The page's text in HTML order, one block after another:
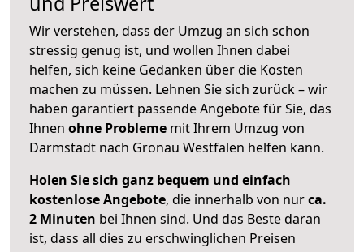
Wir verstehen, dass der Umzug an sich schon
stressig genug ist, und wollen Ihnen dabei
helfen, sich keine Gedanken über die Kosten
machen zu müssen. Lehnen Sie sich zurück – wir
haben garantiert passende Angebote für Sie, das
Ihnen ohne Probleme mit Ihrem Umzug von
Darmstadt nach Gronau Westfalen helfen kann.
Holen Sie sich ganz bequem und einfach
kostenlose Angebote, die innerhalb von nurca.
2 Minuten bei Ihnen sind. Und das Beste daran
ist, dass all dies zu erschwinglichen Preisen